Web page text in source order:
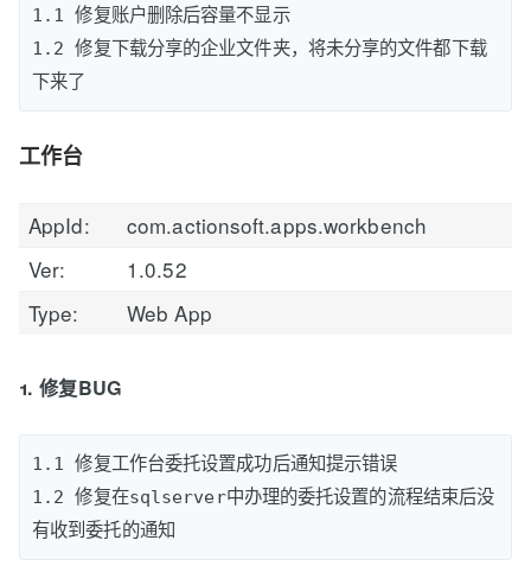
1.1 修复账户删除后容量不显示
1.2 修复下载分享的企业文件夹，将未分享的文件都下载
工作台
AppId:
com.actionsoft.apps.workbench
Ver:
1.0.52
Type:
Web App
1. 修复BUG
1.1 修复工作台委托设置成功后通知提示错误
1.2 修复在sqlserver中办理的委托设置的流程结束后没